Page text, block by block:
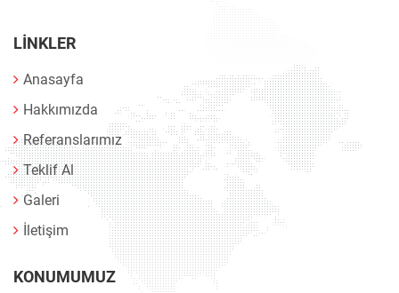
LINKLER
Anasayfa
Hakkımızda
Referanslarımız
Teklif Al
Galeri
İletişim
KONUMUMUZ